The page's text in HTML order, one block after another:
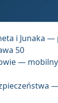
i Junaka —
50
—